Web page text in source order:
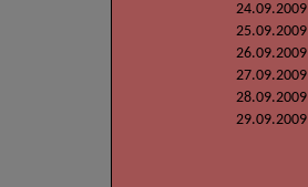
24.09.2009
25.09.2009
26.09.2009
27.09.2009
28.09.2009
29.09.2009